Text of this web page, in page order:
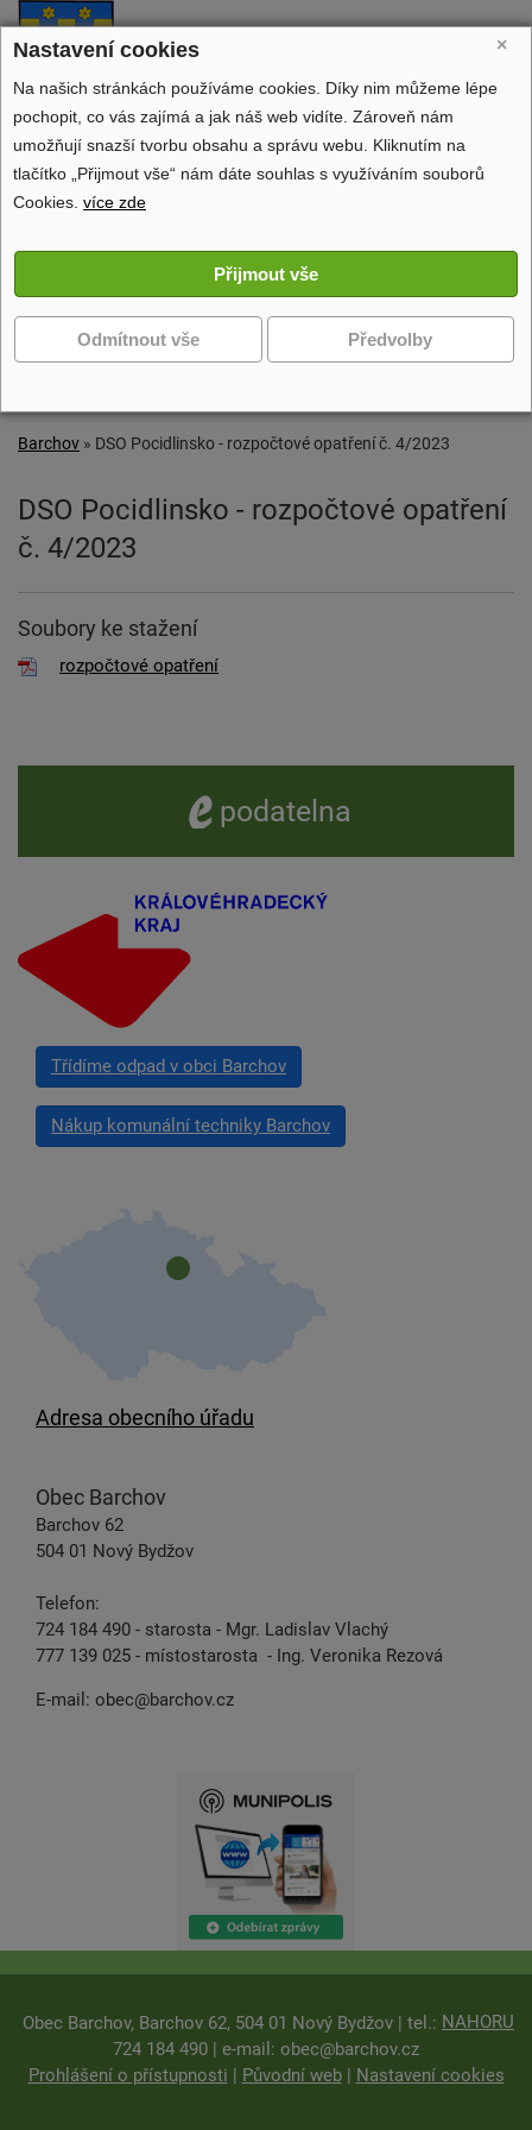
Barchov
oficiální stránky obce
Obecní úřad
Volný čas
Zobrazit další navigaci
Barchov » DSO Pocidlinsko - rozpočtové opatření č. 4/2023
DSO Pocidlinsko - rozpočtové opatření
č. 4/2023
Soubory ke stažení
rozpočtové opatření
e -podatelna
Třídíme odpad v obci Barchov
Nákup komunální techniky Barchov
Adresa obecního úřadu
Obec Barchov
Barchov 62
504 01 Nový Bydžov
Telefon:
724 184 490 - starosta - Mgr. Ladislav Vlachý
777 139 025 - místostarosta - Ing. Veronika Rezová
E-mail: obec@barchov.cz
NAHORU
Obec Barchov, Barchov 62, 504 01 Nový Bydžov | tel.:
724 184 490 | e-mail: obec@barchov.cz
Prohlášení o přístupnosti | Původní web| Nastavení cookies
×
Nastavení cookies
Na našich stránkách používáme cookies. Díky nim můžeme lépe
pochopit, co vás zajímá a jak náš web vidíte. Zároveň nám
umožňují snazší tvorbu obsahu a správu webu. Kliknutím na
tlačítko „Přijmout vše“ nám dáte souhlas s využíváním souborů
Cookies. více zde